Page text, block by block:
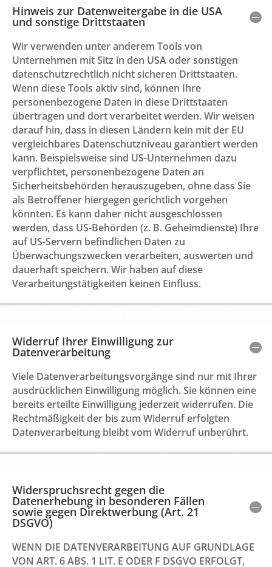
Hinweis zur Datenweitergabe in die USA
und sonstige Drittstaaten
Wir verwenden unter anderem Tools von
Unternehmen mit Sitz in den USA oder sonstigen
datenschutzrechtlich nicht sicheren Drittstaaten.
Wenn diese Tools aktiv sind, können Ihre
personenbezogene Daten in diese Drittstaaten
übertragen und dort verarbeitet werden. Wir weisen
darauf hin, dass in diesen Ländern kein mit der EU
vergleichbares Datenschutzniveau garantiert werden
kann. Beispielsweise sind US-Unternehmen dazu
verpflichtet, personenbezogene Daten an
Sicherheitsbehörden herauszugeben, ohne dass Sie
als Betroffener hiergegen gerichtlich vorgehen
könnten. Es kann daher nicht ausgeschlossen
werden, dass US-Behörden (z. B. Geheimdienste) Ihre
auf US-Servern befindlichen Daten zu
Überwachungszwecken verarbeiten, auswerten und
dauerhaft speichern. Wir haben auf diese
Verarbeitungstätigkeiten keinen Einfluss.
Widerruf Ihrer Einwilligung zur
Datenverarbeitung
Viele Datenverarbeitungsvorgänge sind nur mit Ihrer
ausdrücklichen Einwilligung möglich. Sie können eine
bereits erteilte Einwilligung jederzeit widerrufen. Die
Rechtmäßigkeit der bis zum Widerruf erfolgten
Datenverarbeitung bleibt vom Widerruf unberührt.
Widerspruchsrecht gegen die
Datenerhebung in besonderen Fällen
sowie gegen Direktwerbung (Art. 21
DSGVO)
WENN DIE DATENVERARBEITUNG AUF GRUNDLAGE
VON ART. 6 ABS. 1 LIT. E ODER F DSGVO ERFOLGT,